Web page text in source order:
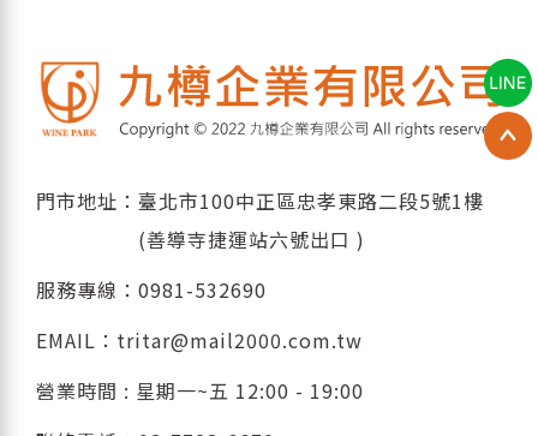
門市地址：臺北市100中正區忠孝東路二段5號1樓
(善導寺捷運站六號出口 )
服務專線： 0981-532690
EMAIL： tritar@mail2000.com.tw
營業時間 : 星期一~五 12:00 - 19:00